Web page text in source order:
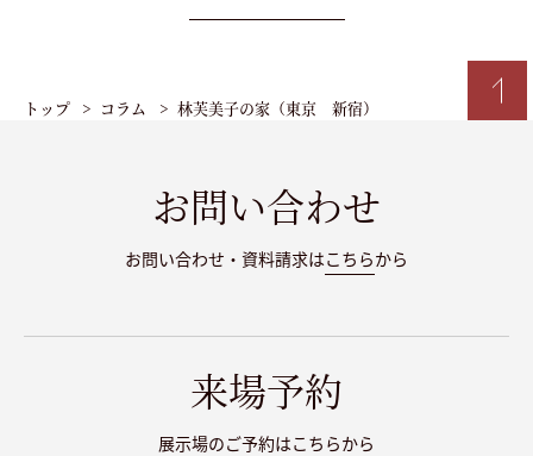
トップ コラム 林芙美子の家（東京 新宿）
お問い合わせ
お問い合わせ・資料請求はこちらから
来場予約
展示場のご予約はこちらから